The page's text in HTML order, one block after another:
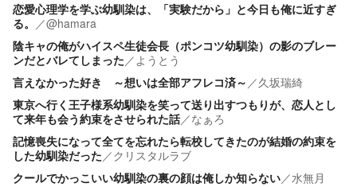
恋愛心理学を学ぶ幼馴染は、「実験だから」と今日も俺に近すぎ
る。 ／@hamara
陰キャの俺がハイスペ生徒会長（ポンコツ幼馴染）の影のブレー
ンだとバレてしまった／ ようとう
言えなかった好き ～想いは全部アフレコ済～ ／久坂瑞綺
東京へ行く王子様系幼馴染を笑って送り出すつもりが、恋人とし
て来年も会う約束をさせられた話／なぁろ
記憶喪失になって全てを忘れたら転校してきたのが結婚の約束を
した幼馴染だった／クリスタルラブ
クールでかっこいい幼馴染の裏の顔は俺しか知らない／水無月